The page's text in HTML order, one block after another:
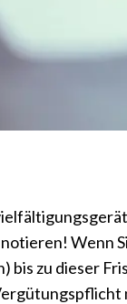
notieren!
bis zu dieser